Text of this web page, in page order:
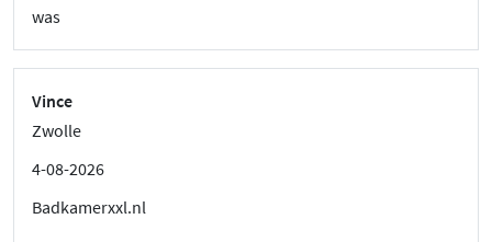
was
Vince
Zwolle
4-08-2026
Badkamerxxl.nl